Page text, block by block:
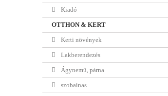
Kiadó
OTTHON & KERT
Kerti növények
Lakberendezés
Ágynemű, párna
szobainas